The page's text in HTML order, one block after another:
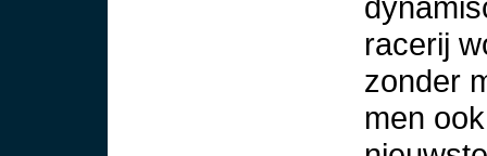
racerij
zonder
men